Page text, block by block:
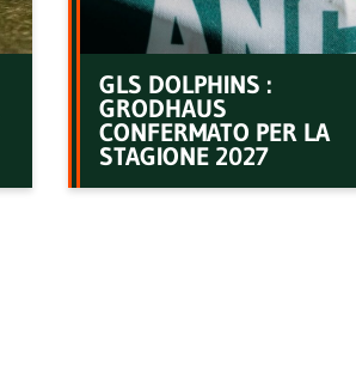
GLS DOLPHINS :
GRODHAUS
CONFERMATO PER LA
STAGIONE 2027